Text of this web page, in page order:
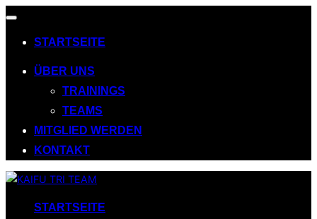
Navigation
STARTSEITE
ÜBER UNS
TRAININGS
TEAMS
MITGLIED WERDEN
KONTAKT
Zum
springenSTARTSEITE